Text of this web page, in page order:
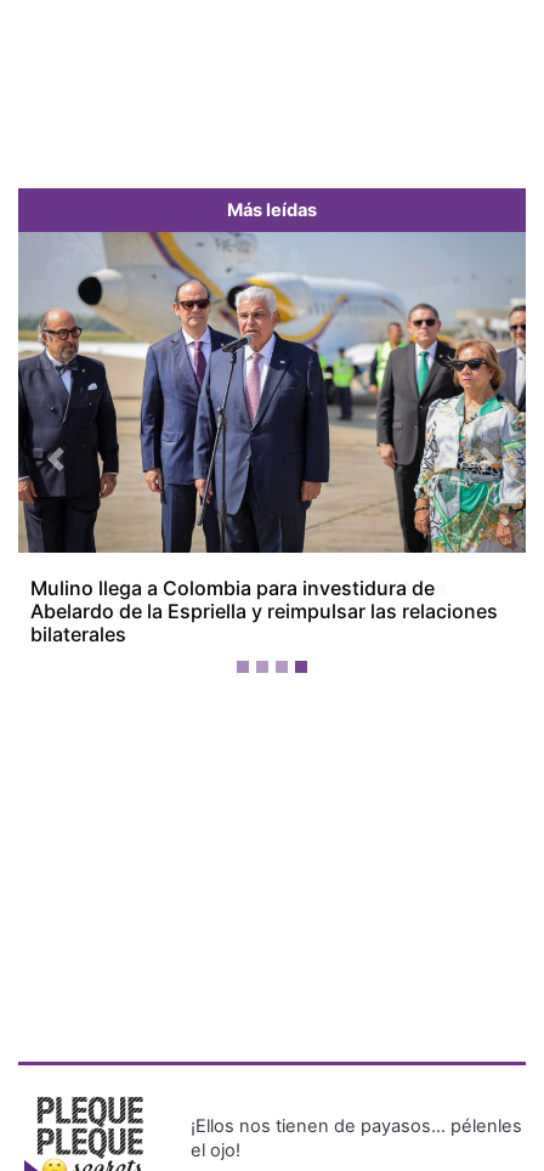
Más leídas
Incendio deja cuantiosos daños en el INA, se
investigan las causas
Previous Next
el ojo!